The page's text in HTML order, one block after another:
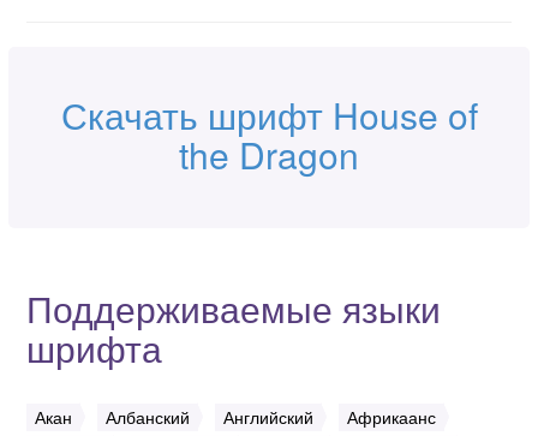
Скачать шрифт House of
the Dragon
Поддерживаемые языки
шрифта
Акан Албанский Английский
Африкаанс